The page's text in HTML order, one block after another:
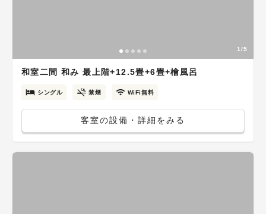
1/5
和室二間 和み 最上階+12.5畳+6畳+檜風呂
シングル 禁煙 WiFi無料
客室の設備・詳細をみる